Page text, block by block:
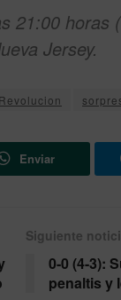
21:00 horas
Jersey.
Revolucion
Enviar
Siguiente
0-0 (4-3):
penaltis y